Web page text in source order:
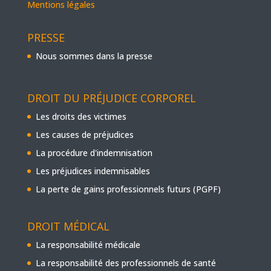
Mentions légales
PRESSE
Nous sommes dans la presse
DROIT DU PRÉJUDICE CORPOREL
Les droits des victimes
Les causes de préjudices
La procédure d'indemnisation
Les préjudices indemnisables
La perte de gains professionnels futurs (PGPF)
DROIT MÉDICAL
La responsabilité médicale
La responsabilité des professionnels de santé